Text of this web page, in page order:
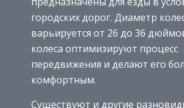
городских дорог. Диаметр
варьируется от 26 до 36
колеса оптимизируют процесс
передвижения и делают его
комфортным.
Существуют и другие